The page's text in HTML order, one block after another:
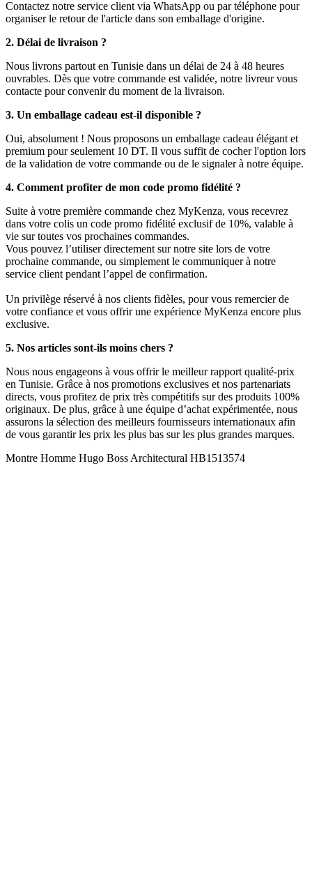
Contactez notre service client via WhatsApp ou par téléphone pour
organiser le retour de l'article dans son emballage d'origine.
2. Délai de livraison ?
Nous livrons partout en Tunisie dans un délai de 24 à 48 heures
ouvrables. Dès que votre commande est validée, notre livreur vous
contacte pour convenir du moment de la livraison.
3. Un emballage cadeau est-il disponible ?
Oui, absolument ! Nous proposons un emballage cadeau élégant et
premium pour seulement 10 DT. Il vous suffit de cocher l'option lors
de la validation de votre commande ou de le signaler à notre équipe.
4. Comment profiter de mon code promo fidélité ?
Suite à votre première commande chez MyKenza, vous recevrez
dans votre colis un code promo fidélité exclusif de 10%, valable à
vie sur toutes vos prochaines commandes.
Vous pouvez l’utiliser directement sur notre site lors de votre
prochaine commande, ou simplement le communiquer à notre
service client pendant l’appel de confirmation.
Un privilège réservé à nos clients fidèles, pour vous remercier de
votre confiance et vous offrir une expérience MyKenza encore plus
exclusive.
5. Nos articles sont-ils moins chers ?
Nous nous engageons à vous offrir le meilleur rapport qualité-prix
en Tunisie. Grâce à nos promotions exclusives et nos partenariats
directs, vous profitez de prix très compétitifs sur des produits 100%
originaux. De plus, grâce à une équipe d’achat expérimentée, nous
assurons la sélection des meilleurs fournisseurs internationaux afin
de vous garantir les prix les plus bas sur les plus grandes marques.
Montre Homme Hugo Boss Architectural HB1513574